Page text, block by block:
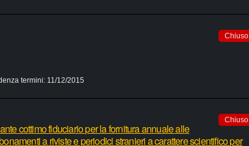
Chiuso
termini: 11/12/2015
Chiuso
cottimo fiduciario per la fornitura annuale alle
a riviste e periodici stranieri a carattere scientifico per